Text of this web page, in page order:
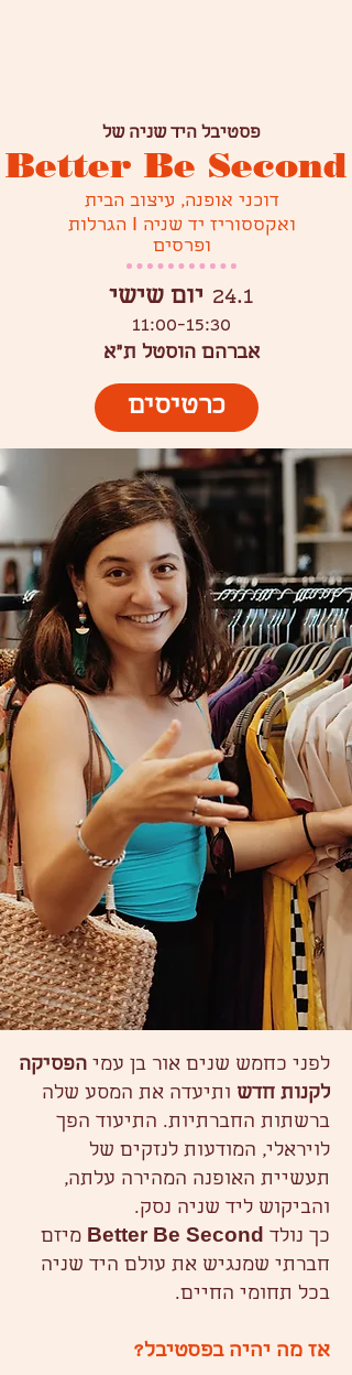
פסטיבל היד שניה של
Better Be Second
דוכני אופנה, עיצוב הבית
ואקססוריז יד שניה I הגרלות
ופרסים
24.1 יום שישי
11:00-15:30
אברהם הוסטל ת״א
כרטיסים
לפני כחמש שנים אור בן עמי הפסיקה
לקנות חדש ותיעדה את המסע שלה
ברשתות החברתיות. התיעוד הפך
לויראלי, המודעות לנזקים של
תעשיית האופנה המהירה עלתה,
והביקוש ליד שניה נסק.
כך נולד Better Be Second מיזם
חברתי שמנגיש את עולם היד שניה
בכל תחומי החיים.
אז מה יהיה בפסטיבל?